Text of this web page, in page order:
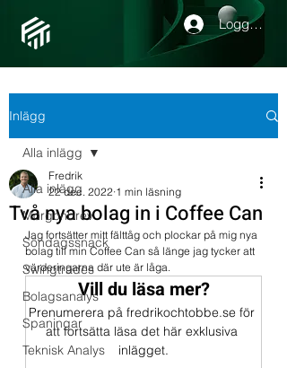
Logga in
Inlägg
Alla inlägg
Morgonbrev
Söndagssnack
Swingtrades
Bolagsanalys
Spaningar
Teknisk Analys
Alla inlägg
Två nya bolag in i Coffee Can
Fredrik
22 dec. 2022 1 min läsning
Jag fortsätter mitt fälttåg och plockar på mig nya
bolag till min Coffee Can så länge jag tycker att
värderingarna där ute är låga.
Vill du läsa mer?
Prenumerera på fredrikochtobbe.se för
att fortsätta läsa det här exklusiva
inlägget.